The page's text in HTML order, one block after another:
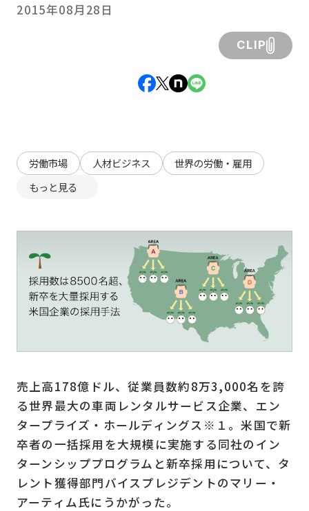
2015年08月28日
CLIP
労働市場 人材ビジネス
世界の労働・雇用
もっと見る
売上高178億ドル、従業員数約8万3,000名を誇
る世界最大の車両レンタルサービス企業、エン
タープライズ・ホールディングス※１。米国で新
卒者の一括採用を大規模に実施する同社のイン
ターンシッププログラムと新卒採用について、タ
レント獲得部門バイスプレジデントのマリー・
アーティム氏にうかがった。